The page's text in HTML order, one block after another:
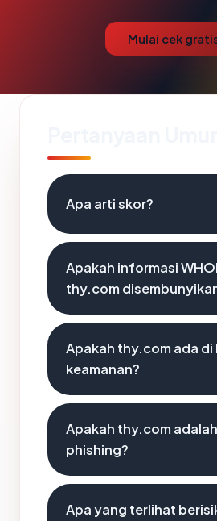
Mulai cek
Apa arti skor?
Apakah informasi
thy.com
Apakah thy.com ada
keamanan?
Apakah thy.com
phishing?
Apa yang terlihat